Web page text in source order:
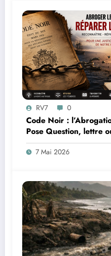
RV7 0
Code Noir :
Pose Question, lettre
Max Mathiasin
7 Mai 2026